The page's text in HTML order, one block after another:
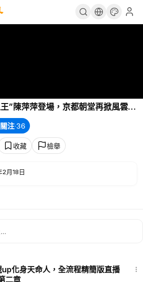
王”陳萍萍登場，京都朝堂再掀風雲，
關注·36
收藏 檢舉
月18日
up化身天命人，全流程精簡版直播
二章